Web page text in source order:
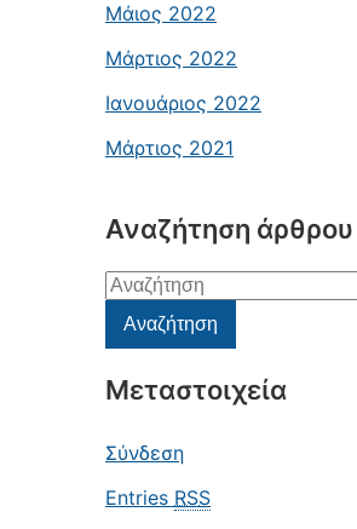
Μάιος 2022
Μάρτιος 2022
Ιανουάριος 2022
Μάρτιος 2021
Αναζήτηση άρθρου
Αναζήτηση
για:Αναζήτηση
Μεταστοιχεία
Σύνδεση
Entries RSS